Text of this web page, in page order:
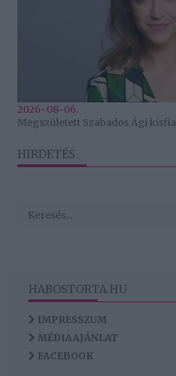
2026-08-06.
Megszületett Szabados Ági kisfia
HIRDETÉS
HABOSTORTA.HU
IMPRESSZUM
MÉDIAAJÁNLAT
FACEBOOK